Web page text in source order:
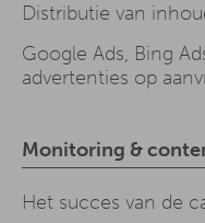
Distributie van
Google Ads, Bing
advertenties op
Monitoring &
Het succes van de